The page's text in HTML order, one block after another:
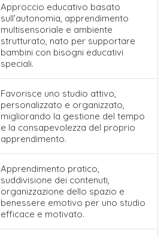
Approccio educativo basato
sull’autonomia, apprendimento
multisensoriale e ambiente
strutturato, nato per supportare
bambini con bisogni educativi
speciali.
Favorisce uno studio attivo,
personalizzato e organizzato,
migliorando la gestione del tempo
e la consapevolezza del proprio
apprendimento.
Apprendimento pratico,
suddivisione dei contenuti,
organizzazione dello spazio e
benessere emotivo per uno studio
efficace e motivato.